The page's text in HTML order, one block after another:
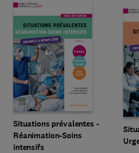
Situations prévalentes -
Réanimation-Soins
intensifs